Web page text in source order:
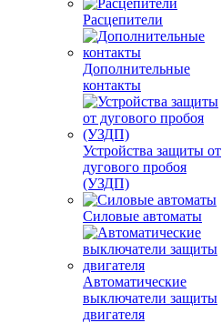
Расцепители
Дополнительные
контакты
Устройства защиты от
дугового пробоя
(УЗДП)
Силовые автоматы
Автоматические
выключатели защиты
двигателя